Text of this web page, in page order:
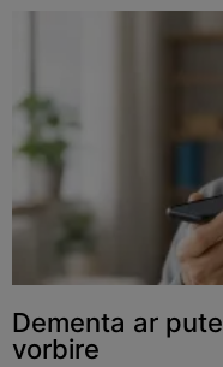
Dementa ar
vorbire